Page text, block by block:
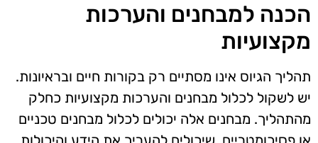
הכנה למבחנים והערכות
מקצועיות
תהליך הגיוס אינו מסתיים רק בקורות חיים ובראיונות.
יש לשקול לכלול מבחנים והערכות מקצועיות כחלק
מהתהליך. מבחנים אלה יכולים לכלול מבחנים טכניים